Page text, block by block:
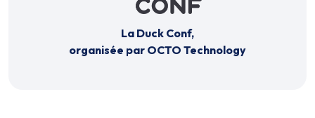
La Duck Conf,
organisée par OCTO Technology